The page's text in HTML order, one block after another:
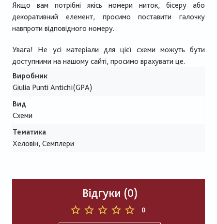
Якщо вам потрібні якісь номери ниток, бісеру або
декоративний елемент, просимо поставити галочку
навпроти відповідного номеру.
Увага! Не усі матеріали для цієї схеми можуть бути
доступними на нашому сайті, просимо врахувати це.
Виробник
Giulia Punti Antichi(GPA)
Вид
Схеми
Тематика
Хеловін, Семплери
Відгуки (0)
0